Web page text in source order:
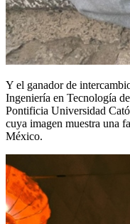
Y el ganador de
Ingeniería en Tecnología
Pontificia Universidad
cuya imagen muestra una
México.